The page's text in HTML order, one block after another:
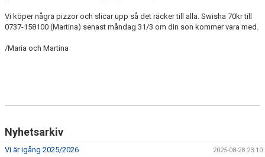
Vi köper några pizzor och slicar upp så det räcker till alla. Swisha 70kr till
0737-158100 (Martina) senast måndag 31/3 om din son kommer vara med.
/Maria och Martina
Nyhetsarkiv
Vi är igång 2025/2026 2025-08-28 23:10